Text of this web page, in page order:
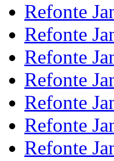
Refonte
Refonte
Refonte
Refonte
Refonte
Refonte
Refonte